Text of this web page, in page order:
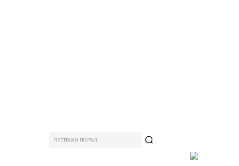
ПРЕТРАЖИ ПОРТАЛ